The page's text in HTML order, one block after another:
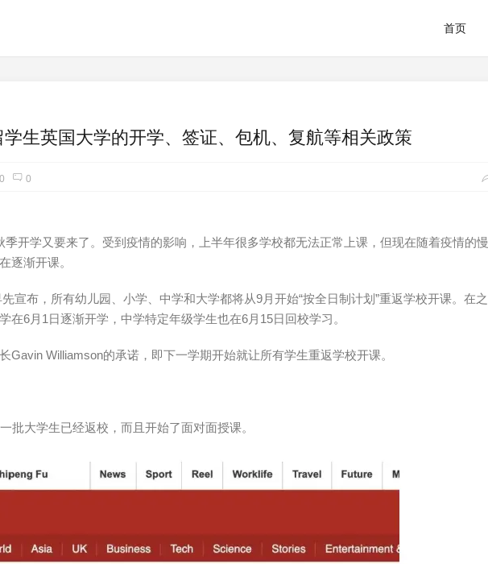
首页
生英国大学的开学、签证、包机、复航等相关政策
0
季开学又要来了。受到疫情的影响，上半年很多学校都无法正常上课，但现在随着疫情的慢
逐渐开课。
宣布，所有幼儿园、小学、中学和大学都将从9月开始“按全日制计划”重返学校开课。在之
在6月1日逐渐开学，中学特定年级学生也在6月15日回校学习。
Gavin Williamson的承诺，即下一学期开始就让所有学生重返学校开课。
批大学生已经返校，而且开始了面对面授课。